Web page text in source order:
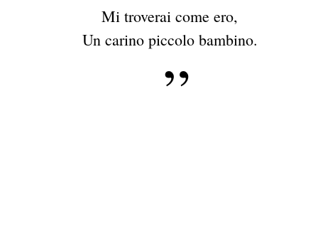
Mi troverai come ero,
Un carino piccolo bambino.